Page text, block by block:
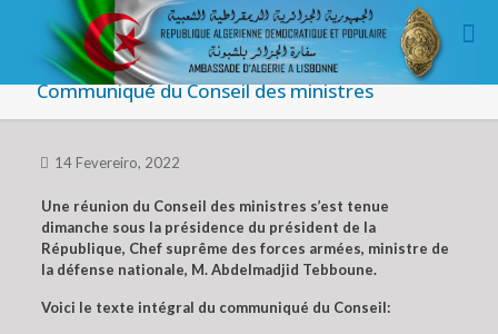
Communiqué du Conseil des ministres
14 Fevereiro, 2022
Une réunion du Conseil des ministres s’est tenue
dimanche sous la présidence du président de la
République, Chef suprême des forces armées, ministre de
la défense nationale, M. Abdelmadjid Tebboune.
Voici le texte intégral du communiqué du Conseil: